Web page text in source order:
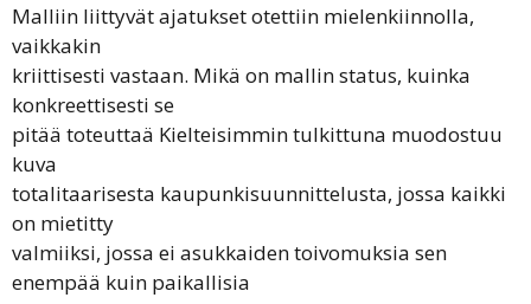
Malliin liittyvät ajatukset otettiin mielenkiinnolla,
vaikkakin
kriittisesti vastaan. Mikä on mallin status, kuinka
konkreettisesti se
pitää toteuttaä Kielteisimmin tulkittuna muodostuu
kuva
totalitaarisesta kaupunkisuunnittelusta, jossa kaikki
on mietitty
valmiiksi, jossa ei asukkaiden toivomuksia sen
enempää kuin paikallisia